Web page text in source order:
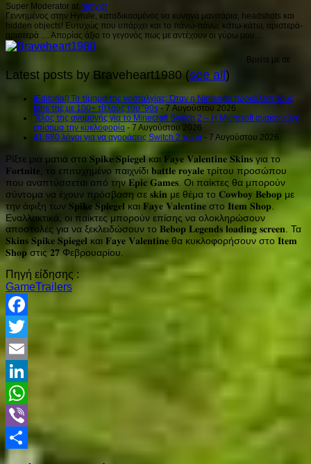
Super Moderator at ninty.gr
Γεννημένος στην Hyrule, καταδικασμένος να κυνηγά μανιτάρια, headshots και
hidden objects! Ευτυχώς που υπάρχει και το πάνω-πάνω, κάτω-κάτω, αριστερά-
αριστερά .... Απορίας άξιο το γεγονός πως με αντέχουν οι γύρω μου...
Βρείτε με σε
Latest posts by Braveheart1980 (see all)
[Editorial] Το τίμημα της νοσταλγίας: Όταν η Nintendo προκάλεσε τους
fans της με 100+ τίτλους του ’90s - 7 Αυγούστου 2026
Τέλος της αναμονής για το Minecraft Switch 2 – Η Microsoft ανακοινώνει
επίσημα την κυκλοφορία - 7 Αυγούστου 2026
41.680 λόγοι για να αγοράσεις Switch 2 τώρα - 7 Αυγούστου 2026
Ρίξτε μια ματιά στα 𝐒𝐩𝐢𝐤𝐞 𝐒𝐩𝐢𝐞𝐠𝐞𝐥 και 𝐅𝐚𝐲𝐞 𝐕𝐚𝐥𝐞𝐧𝐭𝐢𝐧𝐞 𝐒𝐤𝐢𝐧𝐬 για το
𝐅𝐨𝐫𝐭𝐧𝐢𝐭𝐞, το επιτυχημένο παιχνίδι 𝐛𝐚𝐭𝐭𝐥𝐞 𝐫𝐨𝐲𝐚𝐥𝐞 τρίτου προσώπου
που αναπτύσσεται από την 𝐄𝐩𝐢𝐜 𝐆𝐚𝐦𝐞𝐬. Οι παίκτες θα μπορούν
σύντομα να έχουν πρόσβαση σε 𝐬𝐤𝐢𝐧 με θέμα το 𝐂𝐨𝐰𝐛𝐨𝐲 𝐁𝐞𝐛𝐨𝐩 με
την άφιξη των 𝐒𝐩𝐢𝐤𝐞 𝐒𝐩𝐢𝐞𝐠𝐞𝐥 και 𝐅𝐚𝐲𝐞 𝐕𝐚𝐥𝐞𝐧𝐭𝐢𝐧𝐞 στο 𝐈𝐭𝐞𝐦 𝐒𝐡𝐨𝐩.
Εναλλακτικά, οι παίκτες μπορούν επίσης να ολοκληρώσουν
αποστολές για να ξεκλειδώσουν το 𝐁𝐞𝐛𝐨𝐩 𝐋𝐞𝐠𝐞𝐧𝐝𝐬 𝐥𝐨𝐚𝐝𝐢𝐧𝐠 𝐬𝐜𝐫𝐞𝐞𝐧. Τα
𝐒𝐤𝐢𝐧𝐬 𝐒𝐩𝐢𝐤𝐞 𝐒𝐩𝐢𝐞𝐠𝐞𝐥 και 𝐅𝐚𝐲𝐞 𝐕𝐚𝐥𝐞𝐧𝐭𝐢𝐧𝐞 θα κυκλοφορήσουν στο 𝐈𝐭𝐞𝐦
𝐒𝐡𝐨𝐩 στις 𝟐𝟕 Φεβρουαρίου.
Πηγή είδησης :
GameTrailers
Facebook
Twitter
Email
LinkedIn
WhatsApp
Viber
Share